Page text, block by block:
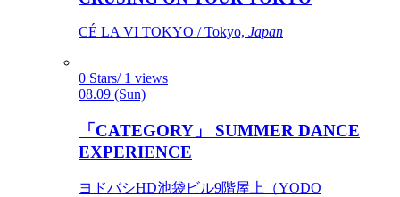
CÉ LA VI TOKYO / Tokyo, Japan
0 Stars/ 1 views
08.09 (Sun)
「CATEGORY」 SUMMER DANCE
EXPERIENCE
ヨドバシHD池袋ビル9階屋上（YODO